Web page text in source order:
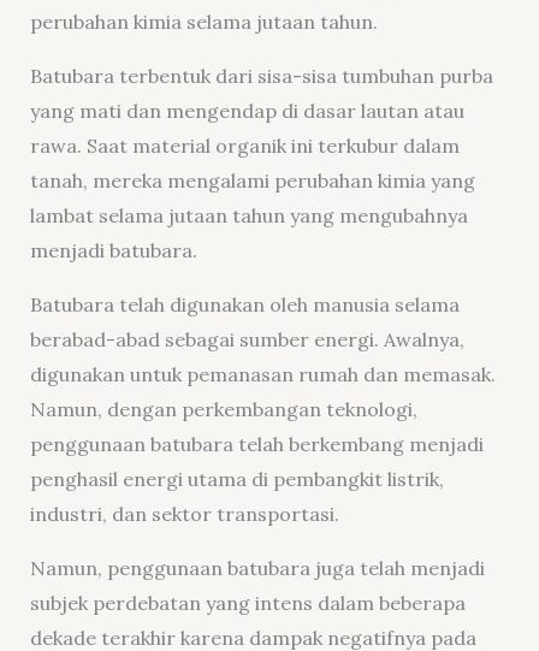
perubahan kimia selama jutaan tahun.
Batubara terbentuk dari sisa-sisa tumbuhan purba
yang mati dan mengendap di dasar lautan atau
rawa. Saat material organik ini terkubur dalam
tanah, mereka mengalami perubahan kimia yang
lambat selama jutaan tahun yang mengubahnya
menjadi batubara.
Batubara telah digunakan oleh manusia selama
berabad-abad sebagai sumber energi. Awalnya,
digunakan untuk pemanasan rumah dan memasak.
Namun, dengan perkembangan teknologi,
penggunaan batubara telah berkembang menjadi
penghasil energi utama di pembangkit listrik,
industri, dan sektor transportasi.
Namun, penggunaan batubara juga telah menjadi
subjek perdebatan yang intens dalam beberapa
dekade terakhir karena dampak negatifnya pada